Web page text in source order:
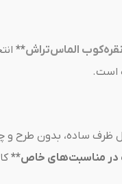
الماس‌تراش**
است.
ظرف ساده، بدون طرح
در مناسبت‌های خاص**